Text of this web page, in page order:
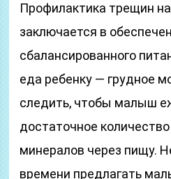
Профилактика трещин
заключается в
сбалансированного
еда ребенку — грудное
следить, чтобы малыш
достаточное
минералов через пищу.
времени предлагать